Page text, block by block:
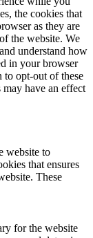
the cookies that
as they are
the website. We
understand how
in your browser
to opt-out of these
have an effect
website to
that ensures
These
for the website